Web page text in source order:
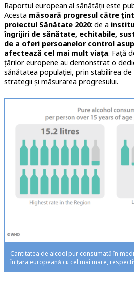
Raportul european al sănătății este
Acesta măsoară progresul către
proiectul Sănătate 2020: de a
îngrijiri de sănătate, echitabile,
de a oferi persoanelor control
afectează cel mai mult viața. Față
țărilor europene au demonstrat o
sănătatea populației, prin stabilirea
strategii și măsurarea progresului.
Cantitatea de alcool pur consumată în
în țara europeană cu cel mai mare,